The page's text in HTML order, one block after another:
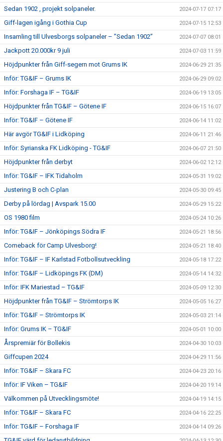
Sedan 1902 , projekt solpaneler. 2024-07-17 07:17
Giff-lagen igång i Gothia Cup 2024-07-15 12:53
Insamling till Ulvesborgs solpaneler – ”Sedan 1902” 2024-07-07 08:01
Jackpott 20.000kr 9 juli 2024-07-03 11:59
Höjdpunkter från Giff-segern mot Grums IK 2024-06-29 21:35
Inför: TG&IF – Grums IK 2024-06-29 09:02
Inför: Forshaga IF – TG&IF 2024-06-19 13:05
Höjdpunkter från TG&IF – Götene IF 2024-06-15 16:07
Inför: TG&IF – Götene IF 2024-06-14 11:02
Här avgör TG&IF i Lidköping 2024-06-11 21:46
Inför: Syrianska FK Lidköping - TG&IF 2024-06-07 21:50
Höjdpunkter från derbyt 2024-06-02 12:12
Inför: TG&IF – IFK Tidaholm 2024-05-31 19:02
Justering B och C-plan 2024-05-30 09:45
Derby på lördag | Avspark 15.00 2024-05-29 15:22
OS 1980 film 2024-05-24 10:26
Inför: TG&IF – Jönköpings Södra IF 2024-05-21 18:56
Comeback för Camp Ulvesborg! 2024-05-21 18:40
Inför: TG&IF – IF Karlstad Fotbollsutveckling 2024-05-18 17:22
Inför: TG&IF – Lidköpings FK (DM) 2024-05-14 14:32
Inför: IFK Mariestad – TG&IF 2024-05-09 12:30
Höjdpunkter från TG&IF – Strömtorps IK 2024-05-05 16:27
Inför: TG&IF – Strömtorps IK 2024-05-03 21:14
Inför: Grums IK – TG&IF 2024-05-01 10:00
Årspremiär för Bollekis 2024-04-30 10:03
Giffcupen 2024 2024-04-29 11:56
Inför: TG&IF – Skara FC 2024-04-23 20:16
Inför: IF Viken – TG&IF 2024-04-20 19:14
Välkommen på Utvecklingsmöte! 2024-04-19 14:15
Inför: TG&IF – Skara FC 2024-04-16 22:25
Inför: TG&IF – Forshaga IF 2024-04-14 09:26